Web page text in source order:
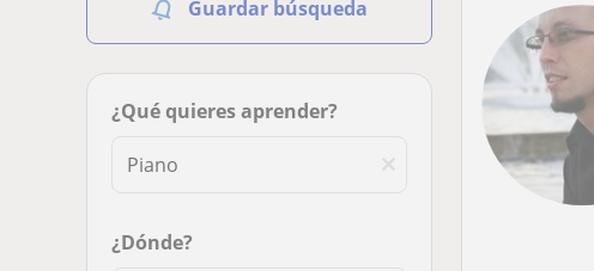
Guardar búsqueda
¿Qué quieres aprender?
¿Dónde?